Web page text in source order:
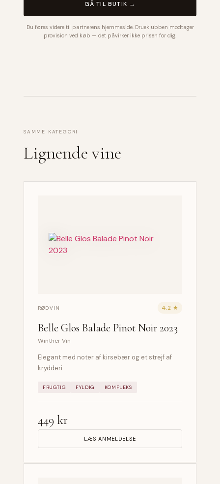
GÅ TIL BUTIK →
Du føres videre til partnerens hjemmeside. Drueklubben modtager
provision ved køb — det påvirker ikke prisen for dig.
SAMME KATEGORI
Lignende vine
RØDVIN 4.2 ★
Belle Glos Balade Pinot Noir 2023
Winther Vin
Elegant med noter af kirsebær og et strejf af
krydderi.
FRUGTIG FYLDIG KOMPLEKS
449 kr
LÆS ANMELDELSE